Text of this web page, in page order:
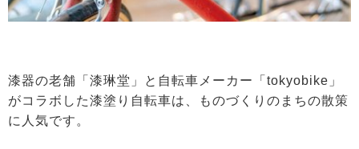
漆器の老舗「漆琳堂」と自転車メーカー「tokyobike」
がコラボした漆塗り自転車は、ものづくりのまちの散策
に人気です。